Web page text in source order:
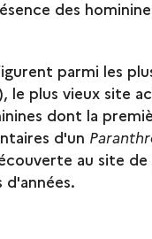
des
parmi les
le plus vieux site
dont la
d'un
au site de